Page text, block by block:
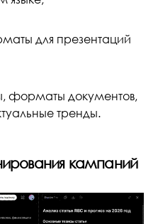
для презентаций
форматы документов,
тренды.
кампаний